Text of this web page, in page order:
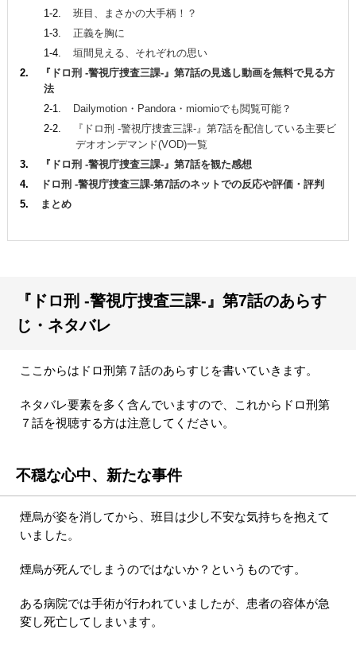
班目、まさかの大手柄！？
正義を胸に
垣間見える、それぞれの思い
『ドロ刑 -警視庁捜査三課-』第7話の見逃し動画を無料で見る方
法
Dailymotion・Pandora・miomioでも閲覧可能？
『ドロ刑 -警視庁捜査三課-』第7話を配信している主要ビ
デオオンデマンド(VOD)一覧
『ドロ刑 -警視庁捜査三課-』第7話を観た感想
ドロ刑 -警視庁捜査三課-第7話のネットでの反応や評価・評判
まとめ
『ドロ刑 -警視庁捜査三課-』第7話のあらす
じ・ネタバレ
ここからはドロ刑第７話のあらすじを書いていきます。
ネタバレ要素を多く含んでいますので、これからドロ刑第
７話を視聴する方は注意してください。
不穏な心中、新たな事件
煙烏が姿を消してから、班目は少し不安な気持ちを抱えて
いました。
煙烏が死んでしまうのではないか？というものです。
ある病院では手術が行われていましたが、患者の容体が急
変し死亡してしまいます。